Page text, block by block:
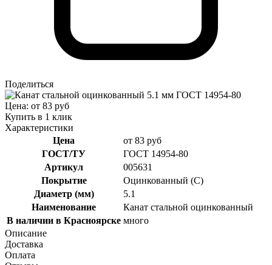
Поделиться
Цена: от 83 руб
Купить в 1 клик
Характеристики
Цена
от 83 руб
ГОСТ/ТУ
ГОСТ 14954-80
Артикул
005631
Покрытие
Оцинкованный (С)
Диаметр (мм)
5.1
Наименование
Канат стальной оцинкованный
В наличии в Красноярске много
Описание
Доставка
Оплата